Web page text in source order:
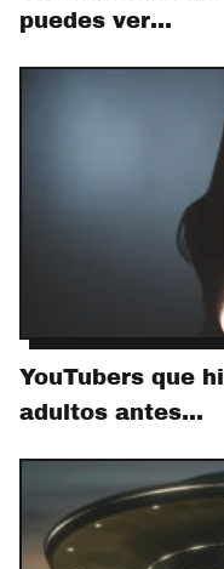
puedes ver…
YouTubers que
adultos antes…